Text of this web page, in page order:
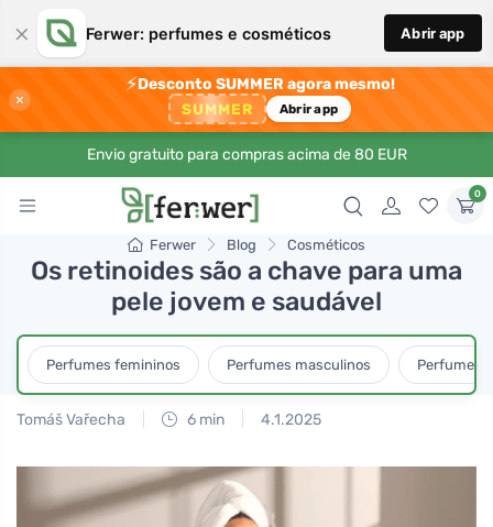
× Ferwer: perfumes e cosméticos Abrir app
×
⚡Desconto SUMMER agora mesmo!
SUMMER Abrir app
Envio gratuito para compras acima de 80 EUR
0
Ferwer Blog Cosméticos
Os retinoides são a chave para uma
pele jovem e saudável
Perfumes femininos Perfumes masculinos Perfumes
Tomáš Vařecha 6 min 4.1.2025